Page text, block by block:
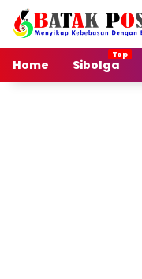
Langsung
konten
Home
Sibolga